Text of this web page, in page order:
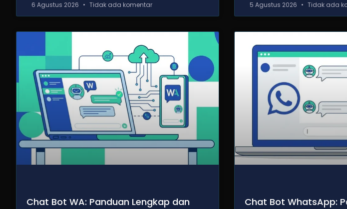
6 Agustus 2026 Tidak ada komentar 5 Agustus 2026 Tidak ada
Chat Bot WA: Panduan Lengkap dan
Chat Bot WhatsApp: